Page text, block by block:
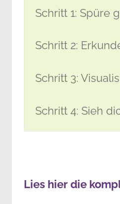
Schritt 1: Spüre
Schritt 2:
Schritt 3:
Schritt 4: Sieh
Lies hier die